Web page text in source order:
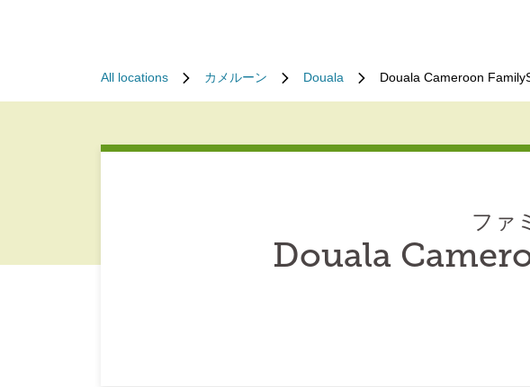
All locations カメルーン Douala Douala Cameroon
ファ
Douala